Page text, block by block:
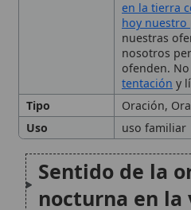
Oración,
uso familiar
Sentido de la
nocturna en la
La familia como
doméstica» y
oración